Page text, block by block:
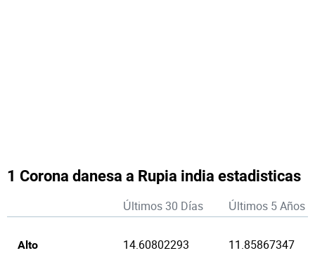
1 Corona danesa a Rupia india estadisticas
Últimos 30 Días Últimos 5 Años
Alto 14.60802293 11.85867347